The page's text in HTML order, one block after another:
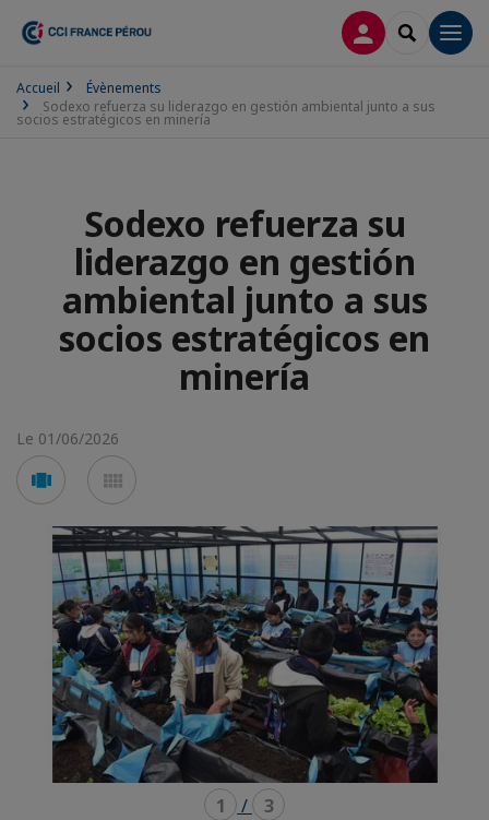
CONNEXION
Accueil
Évènements
Sodexo refuerza su liderazgo en gestión ambiental junto a sus
socios estratégicos en minería
Sodexo refuerza su
liderazgo en gestión
ambiental junto a sus
socios estratégicos en
minería
Le 01/06/2026
Voir
en
carousel
en
mosaïque
1 / 3